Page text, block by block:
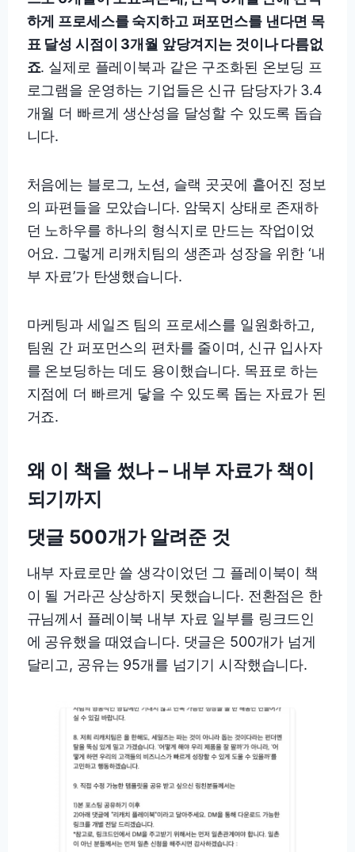
하게 프로세스를 숙지하고 퍼포먼스를 낸다면 목
표 달성 시점이 3개월 앞당겨지는 것이나 다름없
죠. 실제로 플레이북과 같은 구조화된 온보딩 프
로그램을 운영하는 기업들은 신규 담당자가 3.4
개월 더 빠르게 생산성을 달성할 수 있도록 돕습
니다.
처음에는 블로그, 노션, 슬랙 곳곳에 흩어진 정보
의 파편들을 모았습니다. 암묵지 상태로 존재하
던 노하우를 하나의 형식지로 만드는 작업이었
어요. 그렇게 리캐치팀의 생존과 성장을 위한 ‘내
부 자료’가 탄생했습니다.
마케팅과 세일즈 팀의 프로세스를 일원화하고,
팀원 간 퍼포먼스의 편차를 줄이며, 신규 입사자
를 온보딩하는 데도 용이했습니다. 목표로 하는
지점에 더 빠르게 닿을 수 있도록 돕는 자료가 된
거죠.
왜 이 책을 썼나 – 내부 자료가 책이
되기까지
댓글 500개가 알려준 것
내부 자료로만 쓸 생각이었던 그 플레이북이 책
이 될 거라곤 상상하지 못했습니다. 전환점은 한
규님께서 플레이북 내부 자료 일부를 링크드인
에 공유했을 때였습니다. 댓글은 500개가 넘게
달리고, 공유는 95개를 넘기기 시작했습니다.